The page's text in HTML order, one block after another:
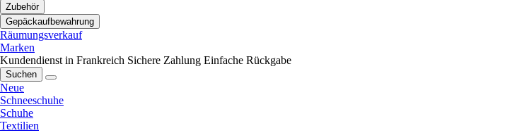
Zubehör
Gepäckaufbewahrung
Räumungsverkauf
Marken
Kundendienst in Frankreich Sichere Zahlung Einfache Rückgabe
Suchen
Neue
Schneeschuhe
Schuhe
Textilien